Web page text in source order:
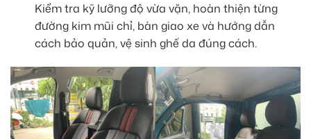
Kiểm tra kỹ lưỡng độ vừa vặn, hoàn thiện từng
đường kim mũi chỉ, bàn giao xe và hướng dẫn
cách bảo quản, vệ sinh ghế da đúng cách.